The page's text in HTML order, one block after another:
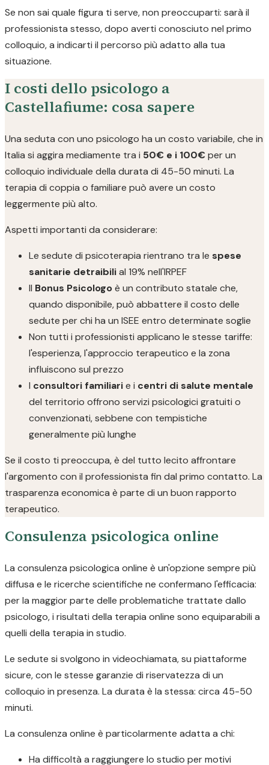
Se non sai quale figura ti serve, non preoccuparti: sarà il
professionista stesso, dopo averti conosciuto nel primo
colloquio, a indicarti il percorso più adatto alla tua
situazione.
I costi dello psicologo a
Castellafiume: cosa sapere
Una seduta con uno psicologo ha un costo variabile, che in
Italia si aggira mediamente tra i 50€ e i 100€ per un
colloquio individuale della durata di 45-50 minuti. La
terapia di coppia o familiare può avere un costo
leggermente più alto.
Aspetti importanti da considerare:
Le sedute di psicoterapia rientrano tra le spese
sanitarie detraibilial 19% nell'IRPEF
Il Bonus Psicologoè un contributo statale che,
quando disponibile, può abbattere il costo delle
sedute per chi ha un ISEE entro determinate soglie
Non tutti i professionisti applicano le stesse tariffe:
l'esperienza, l'approccio terapeutico e la zona
influiscono sul prezzo
I consultori familiarie i centri di salute mentale
del territorio offrono servizi psicologici gratuiti o
convenzionati, sebbene con tempistiche
generalmente più lunghe
Se il costo ti preoccupa, è del tutto lecito affrontare
l'argomento con il professionista fin dal primo contatto. La
trasparenza economica è parte di un buon rapporto
terapeutico.
Consulenza psicologica online
La consulenza psicologica online è un'opzione sempre più
diffusa e le ricerche scientifiche ne confermano l'efficacia:
per la maggior parte delle problematiche trattate dallo
psicologo, i risultati della terapia online sono equiparabili a
quelli della terapia in studio.
Le sedute si svolgono in videochiamata, su piattaforme
sicure, con le stesse garanzie di riservatezza di un
colloquio in presenza. La durata è la stessa: circa 45-50
minuti.
La consulenza online è particolarmente adatta a chi:
Ha difficoltà a raggiungere lo studio per motivi